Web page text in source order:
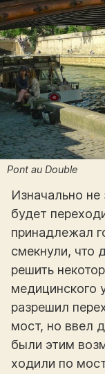
Pont au Double
Изначально
будет
принадлежал
смекнули, что
решить
медицинского
разрешил
мост, но ввел
были этим
ходили по